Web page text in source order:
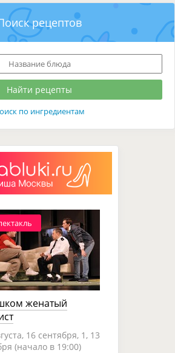
рецептов
по ингредиентам
женатый
16 сентября, 1, 13
(начало в 19:00)